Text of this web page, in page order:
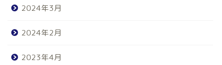
2024年3月
2024年2月
2023年4月